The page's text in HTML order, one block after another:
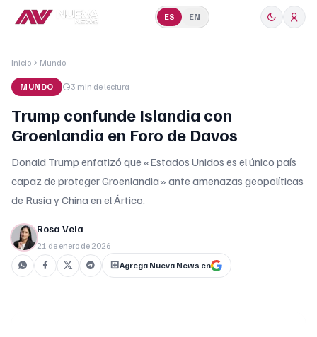
ES EN
Inicio Mundo
MUNDO 3 min de lectura
Trump confunde Islandia con
Groenlandia en Foro de Davos
Donald Trump enfatizó que «Estados Unidos es el único país
capaz de proteger Groenlandia» ante amenazas geopolíticas
de Rusia y China en el Ártico.
Rosa Vela
21 de enero de 2026
Agrega Nueva News en